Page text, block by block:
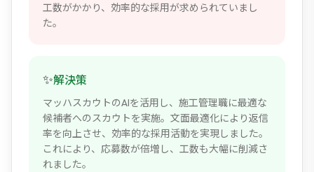
工数がかかり、効率的な採用が求められていまし
た。
✨解決策
マッハスカウトのAIを活用し、施工管理職に最適な
候補者へのスカウトを実施。文面最適化により返信
率を向上させ、効率的な採用活動を実現しました。
これにより、応募数が倍増し、工数も大幅に削減さ
れました。